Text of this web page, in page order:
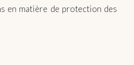
en matière de protection des